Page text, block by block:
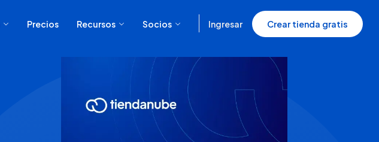
Precios Recursos Socios Ingresar Crear tienda gratis